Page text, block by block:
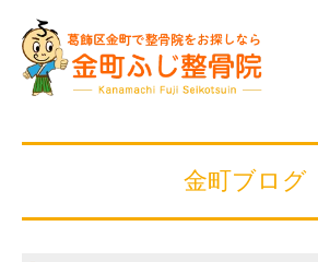
金町ブログ